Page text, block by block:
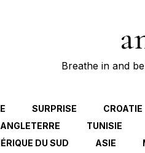
Breathe in and
SURPRISE CROATIE
ANGLETERRE TUNISIE
DU SUD ASIE